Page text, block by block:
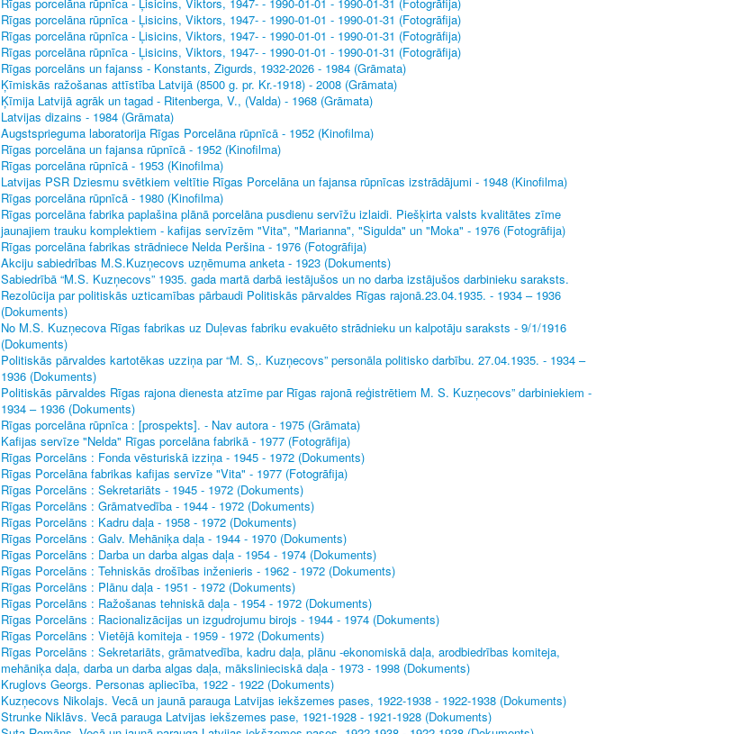
Rīgas porcelāna rūpnīca - Ļisicins, Viktors, 1947- - 1990-01-01 - 1990-01-31 (Fotogrāfija)
Rīgas porcelāna rūpnīca - Ļisicins, Viktors, 1947- - 1990-01-01 - 1990-01-31 (Fotogrāfija)
Rīgas porcelāna rūpnīca - Ļisicins, Viktors, 1947- - 1990-01-01 - 1990-01-31 (Fotogrāfija)
Rīgas porcelāns un fajanss - Konstants, Zigurds, 1932-2026 - 1984 (Grāmata)
Ķīmiskās ražošanas attīstība Latvijā (8500 g. pr. Kr.-1918) - 2008 (Grāmata)
Ķīmija Latvijā agrāk un tagad - Ritenberga, V., (Valda) - 1968 (Grāmata)
Latvijas dizains - 1984 (Grāmata)
Augstsprieguma laboratorija Rīgas Porcelāna rūpnīcā - 1952 (Kinofilma)
Rīgas porcelāna un fajansa rūpnīcā - 1952 (Kinofilma)
Rīgas porcelāna rūpnīcā - 1953 (Kinofilma)
Latvijas PSR Dziesmu svētkiem veltītie Rīgas Porcelāna un fajansa rūpnīcas izstrādājumi - 1948 (Kinofilma)
Rīgas porcelāna rūpnīcā - 1980 (Kinofilma)
Rīgas porcelāna fabrika paplašina plānā porcelāna pusdienu servīžu izlaidi. Piešķirta valsts kvalitātes zīme
jaunajiem trauku komplektiem - kafijas servīzēm "Vita", "Marianna", "Sigulda" un "Moka" - 1976 (Fotogrāfija)
Rīgas porcelāna fabrikas strādniece Nelda Peršina - 1976 (Fotogrāfija)
Akciju sabiedrības M.S.Kuzņecovs uzņēmuma anketa - 1923 (Dokuments)
Sabiedrībā “M.S. Kuzņecovs” 1935. gada martā darbā iestājušos un no darba izstājušos darbinieku saraksts.
Rezolūcija par politiskās uzticamības pārbaudi Politiskās pārvaldes Rīgas rajonā.23.04.1935. - 1934 – 1936
(Dokuments)
No M.S. Kuzņecova Rīgas fabrikas uz Duļevas fabriku evakuēto strādnieku un kalpotāju saraksts - 9/1/1916
(Dokuments)
Politiskās pārvaldes kartotēkas uzziņa par “M. S,. Kuzņecovs” personāla politisko darbību. 27.04.1935. - 1934 –
1936 (Dokuments)
Politiskās pārvaldes Rīgas rajona dienesta atzīme par Rīgas rajonā reģistrētiem M. S. Kuzņecovs” darbiniekiem -
1934 – 1936 (Dokuments)
Rīgas porcelāna rūpnīca : [prospekts]. - Nav autora - 1975 (Grāmata)
Kafijas servīze "Nelda" Rīgas porcelāna fabrikā - 1977 (Fotogrāfija)
Rīgas Porcelāns : Fonda vēsturiskā izziņa - 1945 - 1972 (Dokuments)
Rīgas Porcelāna fabrikas kafijas servīze "Vita" - 1977 (Fotogrāfija)
Rīgas Porcelāns : Sekretariāts - 1945 - 1972 (Dokuments)
Rīgas Porcelāns : Grāmatvedība - 1944 - 1972 (Dokuments)
Rīgas Porcelāns : Kadru daļa - 1958 - 1972 (Dokuments)
Rīgas Porcelāns : Galv. Mehāniķa daļa - 1944 - 1970 (Dokuments)
Rīgas Porcelāns : Darba un darba algas daļa - 1954 - 1974 (Dokuments)
Rīgas Porcelāns : Tehniskās drošības inženieris - 1962 - 1972 (Dokuments)
Rīgas Porcelāns : Plānu daļa - 1951 - 1972 (Dokuments)
Rīgas Porcelāns : Ražošanas tehniskā daļa - 1954 - 1972 (Dokuments)
Rīgas Porcelāns : Racionalizācijas un izgudrojumu birojs - 1944 - 1974 (Dokuments)
Rīgas Porcelāns : Vietējā komiteja - 1959 - 1972 (Dokuments)
Rīgas Porcelāns : Sekretariāts, grāmatvedība, kadru daļa, plānu -ekonomiskā daļa, arodbiedrības komiteja,
mehāniķa daļa, darba un darba algas daļa, mākslinieciskā daļa - 1973 - 1998 (Dokuments)
Kruglovs Georgs. Personas apliecība, 1922 - 1922 (Dokuments)
Kuzņecovs Nikolajs. Vecā un jaunā parauga Latvijas iekšzemes pases, 1922-1938 - 1922-1938 (Dokuments)
Strunke Niklāvs. Vecā parauga Latvijas iekšzemes pase, 1921-1928 - 1921-1928 (Dokuments)